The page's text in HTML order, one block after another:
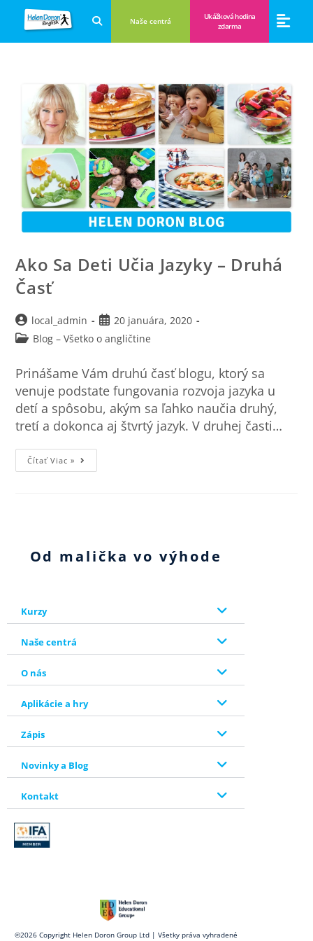
Naše centrá
Ukážková hodina
zdarma
Ako Sa Deti Učia Jazyky – Druhá
Časť
local_admin
20 januára, 2020
Blog – Všetko o angličtine
Prinášame Vám druhú časť blogu, ktorý sa
venuje podstate fungovania rozvoja jazyka u
detí a spôsobu, akým sa ľahko naučia druhý,
tretí a dokonca aj štvrtý jazyk. V druhej časti…
Čítať Viac »
Od malička vo výhode
Kurzy
Naše centrá
O nás
Aplikácie a hry
Zápis
Novinky a Blog
Kontakt
©2026 Copyright Helen Doron Group Ltd | Všetky práva vyhradené